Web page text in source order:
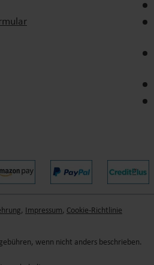
, Impressum, Cookie-Richtlinie
wenn nicht anders beschrieben.